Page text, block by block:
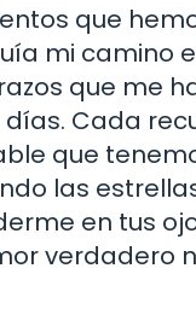
que
mi camino
que me
Cada
que
las
en tus
verdadero